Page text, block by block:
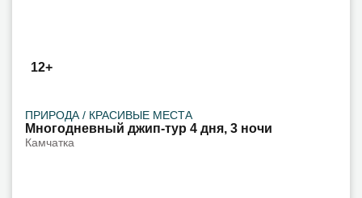
12+
ПРИРОДА / КРАСИВЫЕ МЕСТА
Многодневный джип-тур 4 дня, 3 ночи
Камчатка